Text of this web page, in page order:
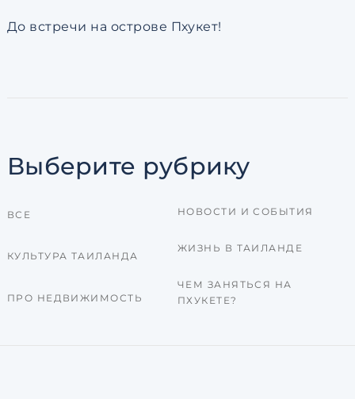
До встречи на острове Пхукет!
Выберите рубрику
ВСЕ
КУЛЬТУРА ТАИЛАНДА
ПРО НЕДВИЖИМОСТЬ
НОВОСТИ И СОБЫТИЯ
ЖИЗНЬ В ТАИЛАНДЕ
ЧЕМ ЗАНЯТЬСЯ НА
ПХУКЕТЕ?